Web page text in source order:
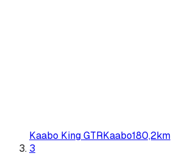
Kaabo King GTRKaabo180,2km
3